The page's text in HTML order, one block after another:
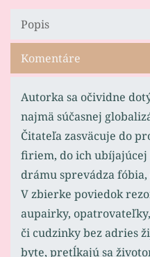
Popis
Komentáre
Autorka sa očividne
najmä súčasnej
Čitateľa zasväcuje do
firiem, do ich
drámu sprevádza
V zbierke poviedok
aupairky,
či cudzinky bez adries
byte, pretĺkajú sa